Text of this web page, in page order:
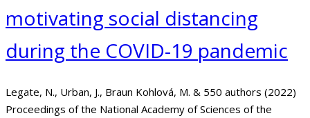
motivating social distancing
during the COVID-19 pandemic
Legate, N., Urban, J., Braun Kohlová, M. & 550 authors (2022)
Proceedings of the National Academy of Sciences of the